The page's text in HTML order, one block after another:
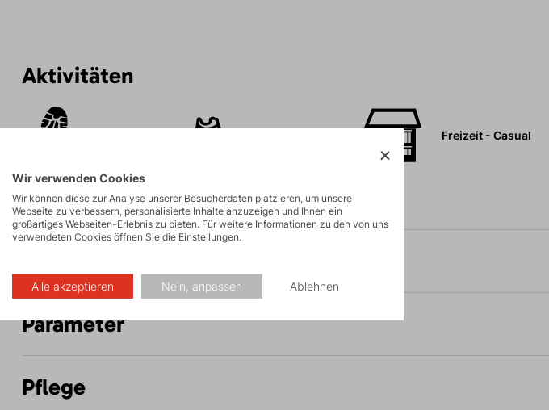
Aktivitäten
Freizeit - Casual
Parameter
Pflege
Wir verwenden Cookies
Wir können diese zur Analyse unserer Besucherdaten platzieren, um unsere
Webseite zu verbessern, personalisierte Inhalte anzuzeigen und Ihnen ein
großartiges Webseiten-Erlebnis zu bieten. Für weitere Informationen zu den von uns
verwendeten Cookies öffnen Sie die Einstellungen.
Alle akzeptieren Nein, anpassen Ablehnen